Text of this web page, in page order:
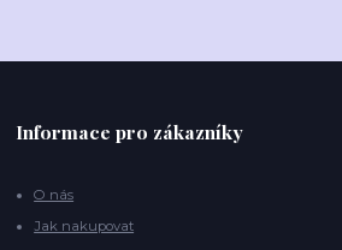
Informace pro zákazníky
O nás
Jak nakupovat